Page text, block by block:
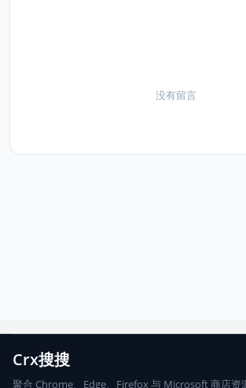
没有留言
Crx搜搜
聚合 Chrome、Edge、Firefox 与 Microsoft 商店资